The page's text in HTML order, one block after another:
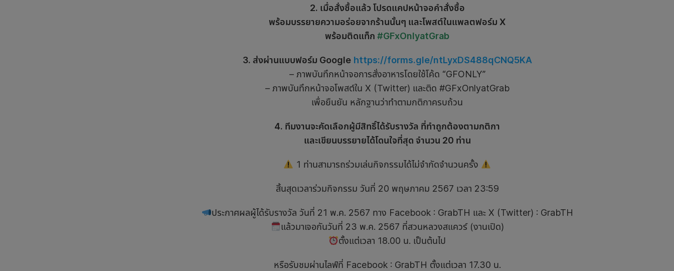
2. เมื่อสั่งซื้อแล้ว โปรดแคปหน้าจอคำสั่งซื้อ
พร้อมบรรยายความอร่อยจากร้านนั้นๆ และโพสต์ในแพลตฟอร์ม X
พร้อมติดแท็ก #GFxOnlyatGrab
3. ส่งผ่านแบบฟอร์ม Google https://forms.gle/ntLyxDS488qCNQ5KA
– ภาพบันทึกหน้าจอการสั่งอาหารโดยใช้โค้ด “GFONLY”
– ภาพบันทึกหน้าจอโพสต์ใน X (Twitter) และติด #GFxOnlyatGrab
เพื่อยืนยัน หลักฐานว่าทำตามกติกาครบถ้วน
4. ทีมงานจะคัดเลือกผู้มีสิทธิ์ได้รับรางวัล ที่ทำถูกต้องตามกติกา
และเขียนบรรยายได้โดนใจที่สุด จำนวน 20 ท่าน
1 ท่านสามารถร่วมเล่นกิจกรรมได้ไม่จำกัดจำนวนครั้ง
สิ้นสุดเวลาร่วมกิจกรรม วันที่ 20 พฤษภาคม 2567 เวลา 23:59
ประกาศผลผู้ได้รับรางวัล วันที่ 21 พ.ค. 2567 ทาง Facebook : GrabTH และ X (Twitter) : GrabTH
แล้วมาเจอกันวันที่ 23 พ.ค. 2567 ที่สวนหลวงสแควร์ (งานเปิด)
ตั้งแต่เวลา 18.00 น. เป็นต้นไป
หรือรับชมผ่านไลฟ์ที่ Facebook : GrabTH ตั้งแต่เวลา 17.30 น.